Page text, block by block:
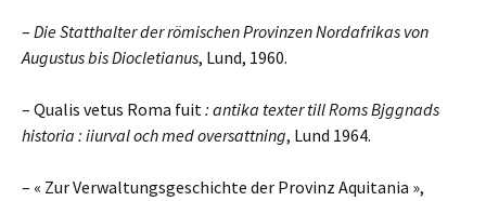
– Die Statthalter der römischen Provinzen Nordafrikas von
Augustus bis Diocletianus, Lund, 1960.
– Qualis vetus Roma fuit: antika texter till Roms Bjggnads
historia : iiurval och med oversattning, Lund 1964.
– « Zur Verwaltungsgeschichte der Provinz Aquitania »,